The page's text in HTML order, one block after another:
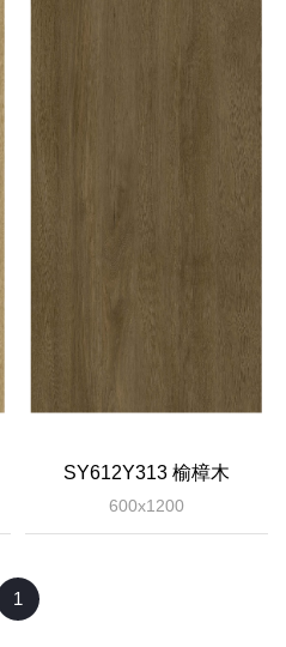
SY612Y313 榆樟木
600x1200
1